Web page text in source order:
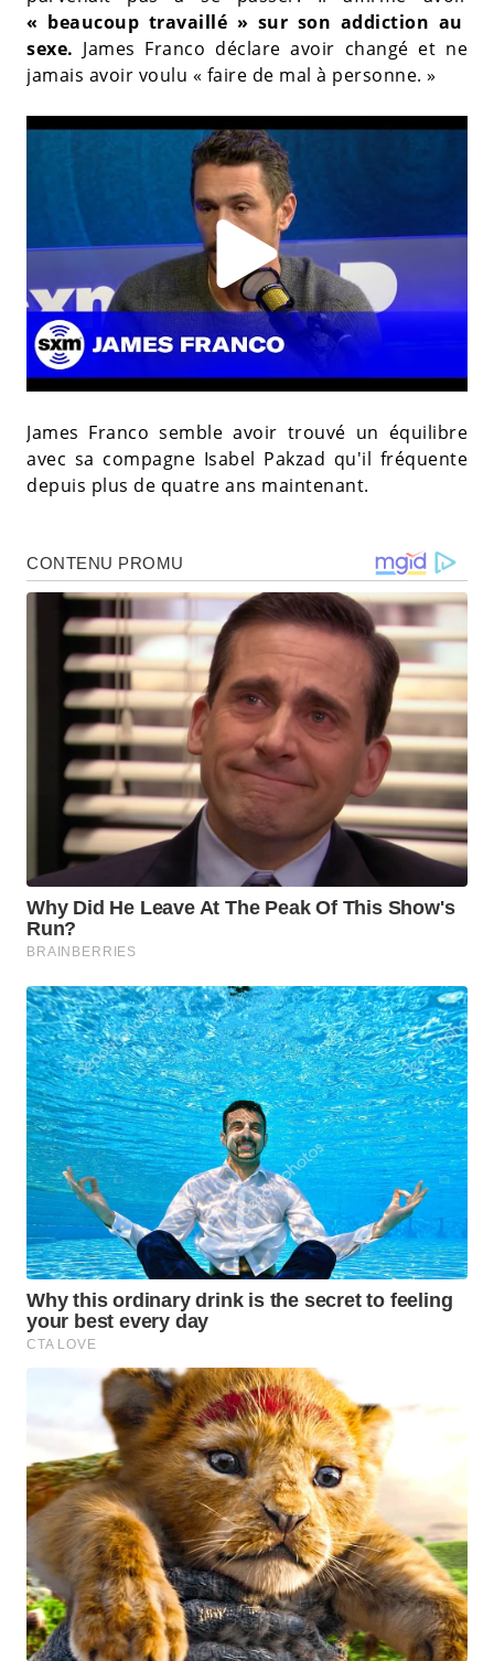
« beaucoup travaillé » sur son addiction au
sexe. James Franco déclare avoir changé et ne
jamais avoir voulu « faire de mal à personne. »
James Franco semble avoir trouvé un équilibre
avec sa compagne Isabel Pakzad qu'il fréquente
depuis plus de quatre ans maintenant.